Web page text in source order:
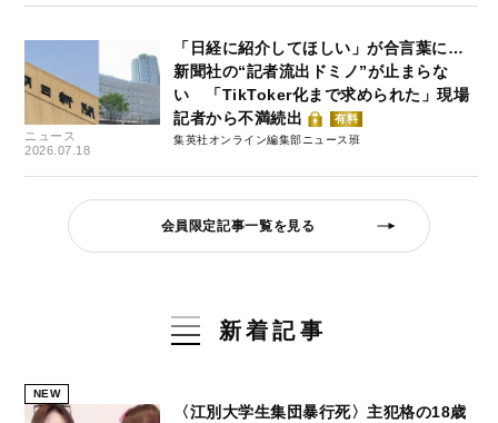
ニュース
2026.07.18
「日経に紹介してほしい」が合言葉に…
新聞社の“記者流出ドミノ”が止まらな
い 「TikToker化まで求められた」現場
記者から不満続出
有料
集英社オンライン編集部ニュース班
会員限定記事一覧を見る
新着記事
NEW
〈江別大学生集団暴行死〉主犯格の18歳